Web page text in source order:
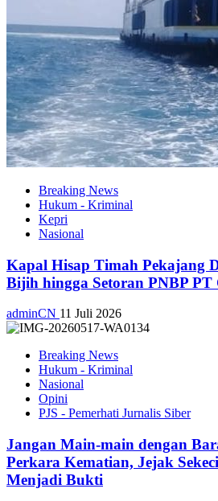
Breaking News
Hukum - Kriminal
Kepri
Nasional
Kapal Hisap Timah Pekajang
Bijih hingga Setoran PNBP
adminCN 11 Juli 2026
Breaking News
Hukum - Kriminal
Nasional
Opini
PJS - Pemerhati Jurnalis Siber
Jangan Main-main dengan
Perkara Kematian, Jejak
Menjadi Bukti